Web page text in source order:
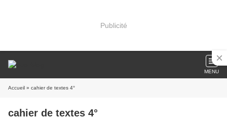
Publicité
MENU
Accueil » cahier de textes 4°
cahier de textes 4°